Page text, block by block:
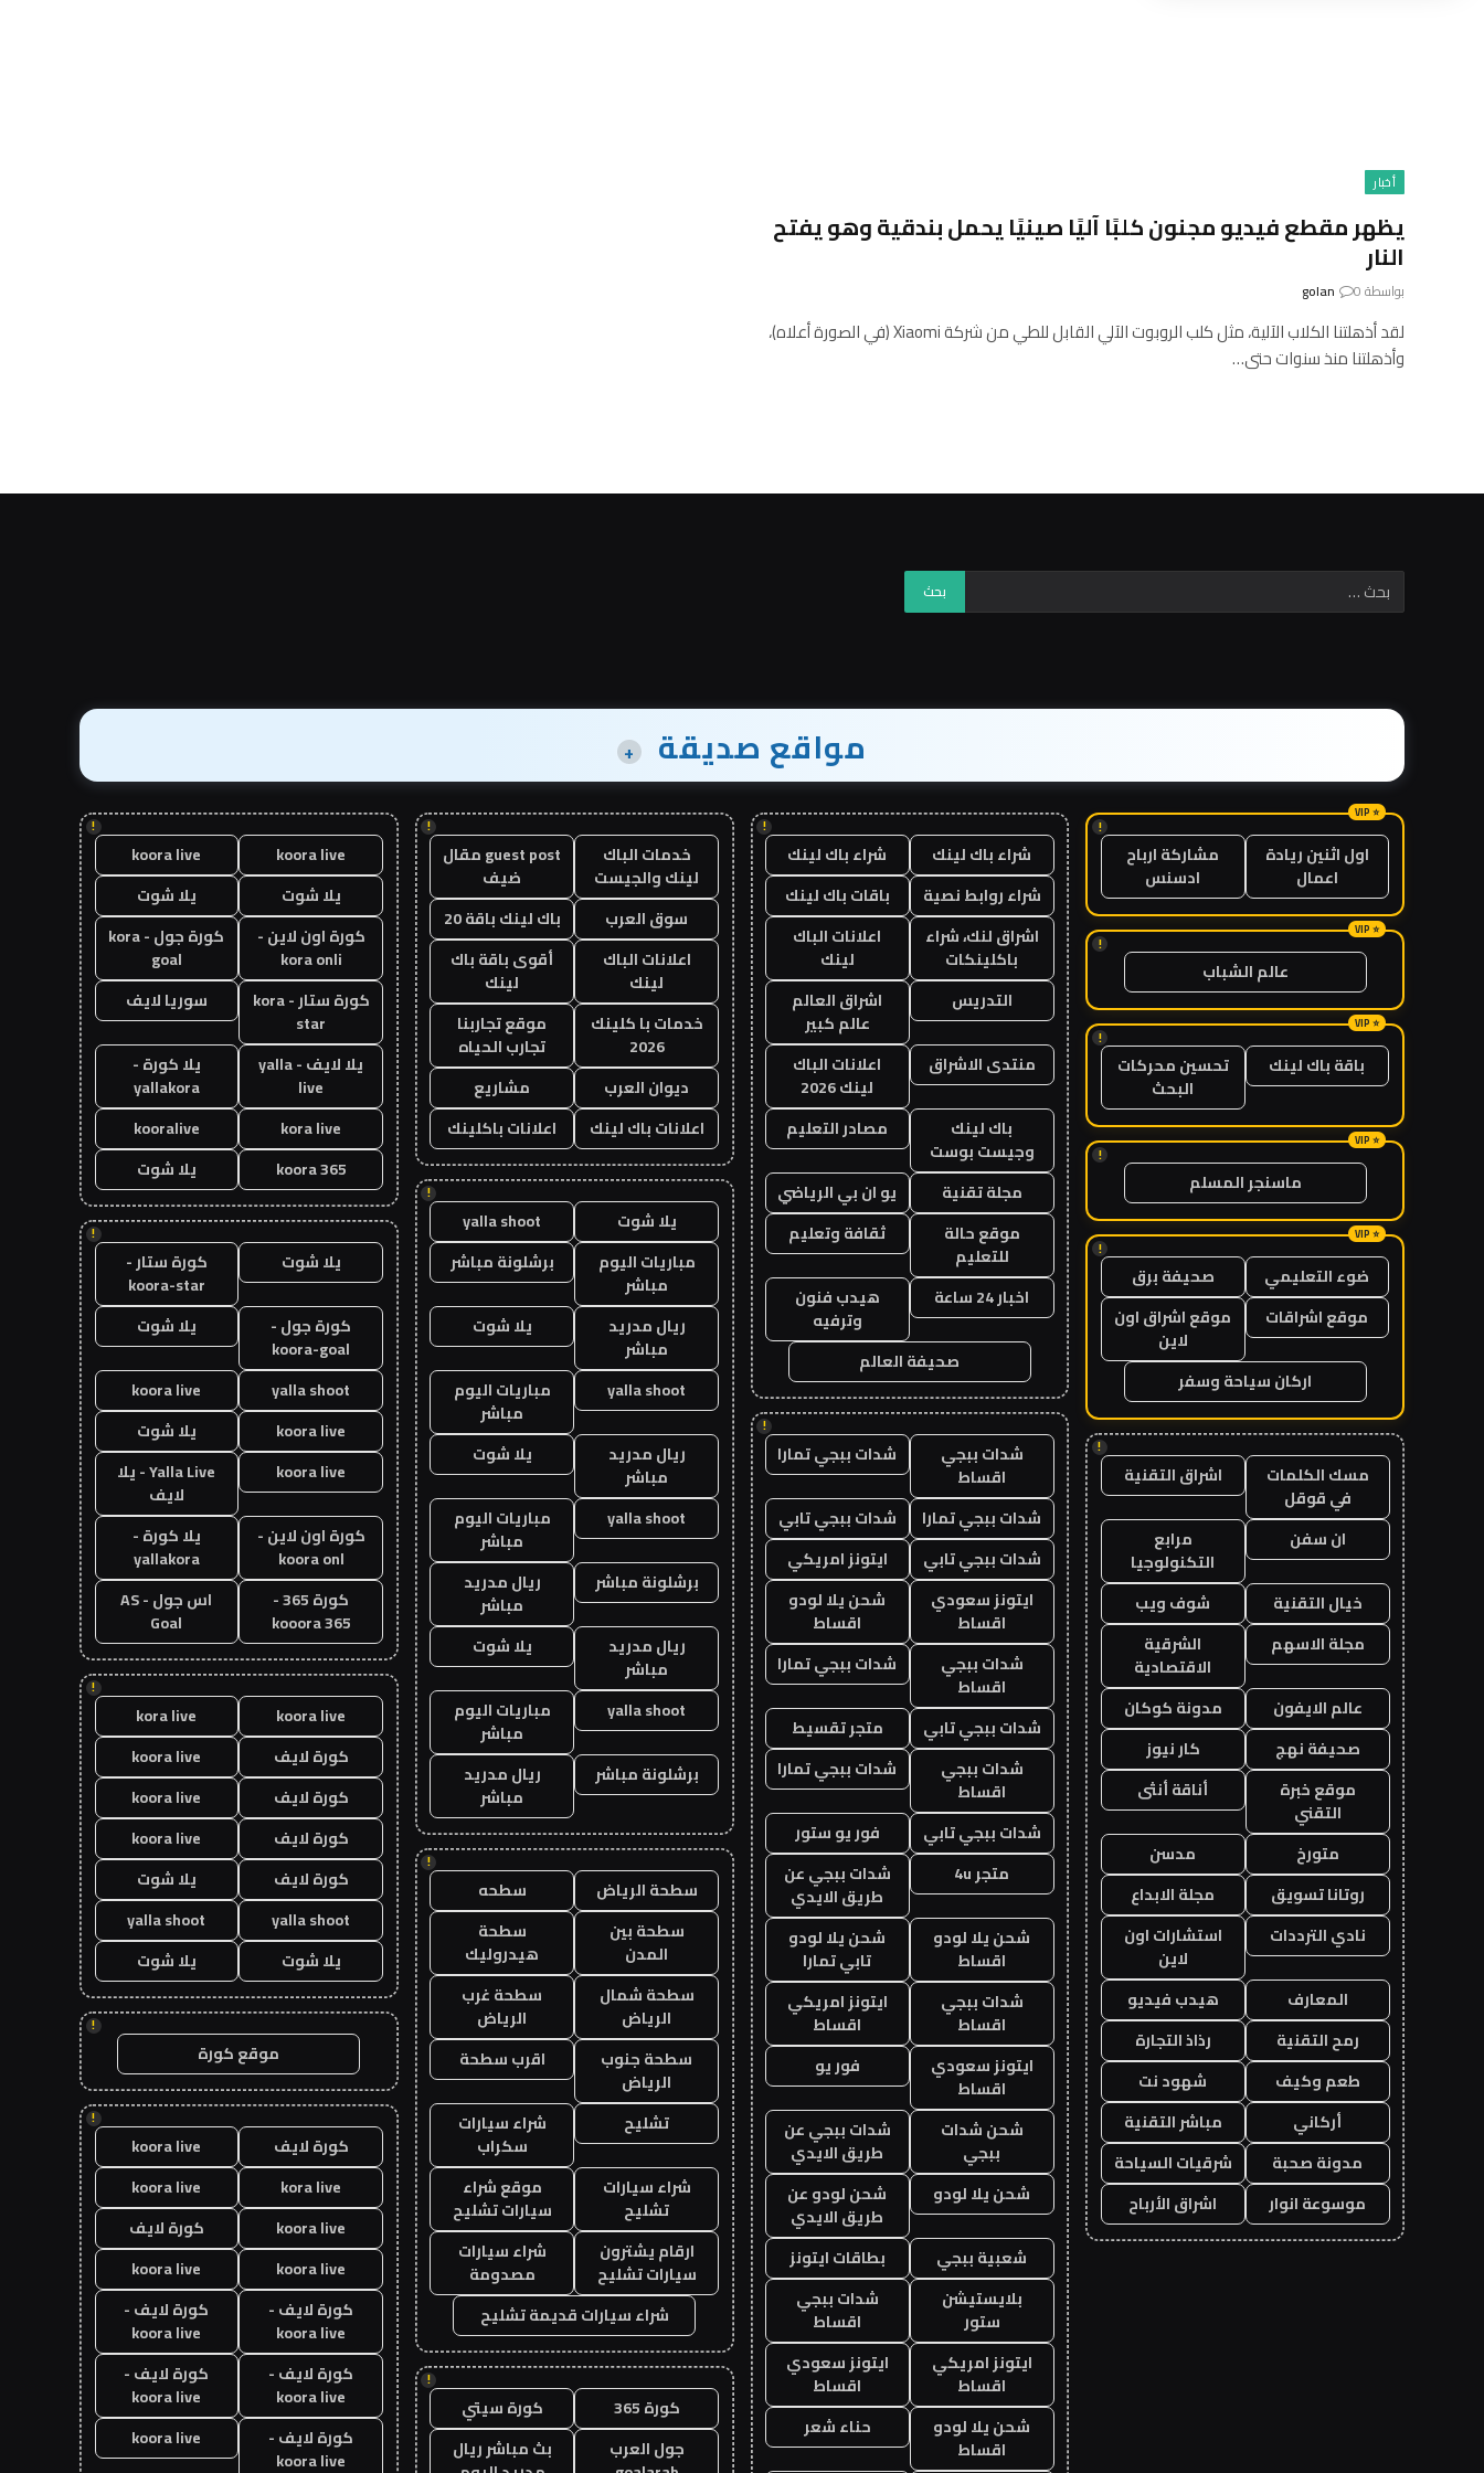
أخبار
يظهر مقطع فيديو مجنون كلبًا آليًا صينيًا يحمل بندقية وهو يفتح
النار
بواسطة golan 0
لقد أذهلتنا الكلاب الآلية، مثل كلب الروبوت الآلي القابل للطي من شركة Xiaomi (في الصورة أعلاه)،
وأذهلتنا منذ سنوات حتى…
مواقع صديقة +
!
اول اثنين ريادة
اعمال
مشاركة ارباح
ادسنس
!
عالم الشباب
!
باقة باك لينك
تحسين محركات
البحث
!
ماسنجر المسلم
!
ضوء التعليمي
صحيفة برق
موقع اشراقات
موقع اشراق اون
لاين
اركان سياحة وسفر
!
مسك الكلمات
في قوقل
اشراق التقنية
ان سفن
مرابع
التكنولوجيا
خيال التقنية
شوف ويب
مجلة الاسهم
الشرقية
الاقتصادية
عالم الايفون
مدونة كوكان
صحيفة نهج
كار نيوز
موقع خبرة
التقني
أناقة أنثى
متورخ
مدسن
روتانا تسويق
مجلة الابداع
نادي الترددات
استشارات اون
لاين
المعارف
هيدب فيديو
رمح التقنية
رذاذ التجارة
طعم وكيف
شهود نت
أركاني
مباشر التقنية
مدونة صحبة
شرقيات السياحة
موسوعة انوار
اشراق الأرباح
!
شراء باك لينك
شراء باك لينك
شراء روابط نصية
باقات باك لينك
اشراق لنك، شراء
باكلينكات
اعلانات الباك
لينك
التدريس
اشراق العالم
عالم كبير
منتدى الاشراق
اعلانات الباك
لينك 2026
باك لينك
وجيست بوست
مصادر التعليم
مجلة تقنية
يو ان بي الرياضي
موقع حالة
للتعليم
ثقافة وتعليم
اخبار 24 ساعة
هيدب فنون
وترفيه
صحيفة العالم
!
شدات ببجي
اقساط
شدات ببجي تمارا
شدات ببجي تمارا
شدات ببجي تابي
شدات ببجي تابي
ايتونز امريكي
ايتونز سعودي
اقساط
شحن يلا لودو
اقساط
شدات ببجي
اقساط
شدات ببجي تمارا
شدات ببجي تابي
متجر تقسيط
شدات ببجي
اقساط
شدات ببجي تمارا
شدات ببجي تابي
فور يو ستور
متجر 4u
شدات ببجي عن
طريق الايدي
شحن يلا لودو
اقساط
شحن يلا لودو
تابي تمارا
شدات ببجي
اقساط
ايتونز امريكي
اقساط
ايتونز سعودي
اقساط
فور يو
شحن شدات
ببجي
شدات ببجي عن
طريق الايدي
شحن يلا لودو
شحن لودو عن
طريق الايدي
شعبية ببجي
بطاقات ايتونز
بلايستيشن
ستور
شدات ببجي
اقساط
ايتونز امريكي
اقساط
ايتونز سعودي
اقساط
شحن يلا لودو
اقساط
حناء شعر
!
خدمات الباك
لينك والجيست
guest post مقال
ضيف
سوق العرب
باك لينك باقة 20
اعلانات الباك
لينك
أقوى باقة باك
لينك
خدمات با كلينك
2026
موقع تجاربنا
تجارب الحياه
ديوان العرب
مشاريع
اعلانات باك لينك
اعلانات باكلينك
!
يلا شوت
yalla shoot
مباريات اليوم
مباشر
برشلونة مباشر
ريال مدريد
مباشر
يلا شوت
yalla shoot
مباريات اليوم
مباشر
ريال مدريد
مباشر
يلا شوت
yalla shoot
مباريات اليوم
مباشر
برشلونة مباشر
ريال مدريد
مباشر
ريال مدريد
مباشر
يلا شوت
yalla shoot
مباريات اليوم
مباشر
برشلونة مباشر
ريال مدريد
مباشر
!
سطحة الرياض
سطحه
سطحة بين
المدن
سطحة
هيدروليك
سطحة شمال
الرياض
سطحة غرب
الرياض
سطحة جنوب
الرياض
اقرب سطحة
تشليح
شراء سيارات
سكراب
شراء سيارات
تشليح
موقع شراء
سيارات تشليح
ارقام يشترون
سيارات تشليح
شراء سيارات
مصدومة
شراء سيارات قديمة تشليح
!
كورة 365
كورة سيتي
جول العرب
بث مباشر ريال
!
koora live
koora live
يلا شوت
يلا شوت
كورة اون لاين -
kora onli
كورة جول - kora
goal
كورة ستار - kora
star
سوريا لايف
يلا لايف - yalla
live
يلا كورة -
yallakora
kora live
kooralive
koora 365
يلا شوت
!
يلا شوت
كورة ستار -
koora-star
كورة جول -
koora-goal
يلا شوت
yalla shoot
koora live
koora live
يلا شوت
koora live
Yalla Live - يلا
لايف
كورة اون لاين -
koora onl
يلا كورة -
yallakora
كورة 365 -
kooora 365
اس جول - AS
Goal
!
koora live
kora live
كورة لايف
koora live
كورة لايف
koora live
كورة لايف
koora live
كورة لايف
يلا شوت
yalla shoot
yalla shoot
يلا شوت
يلا شوت
!
موقع كورة
!
كورة لايف
koora live
kora live
koora live
koora live
كورة لايف
koora live
koora live
كورة لايف -
koora live
كورة لايف -
koora live
كورة لايف -
koora live
كورة لايف -
koora live
كورة لايف -
koora live
koora live